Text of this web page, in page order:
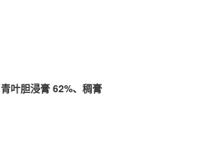
青叶胆浸膏 62%、稠膏